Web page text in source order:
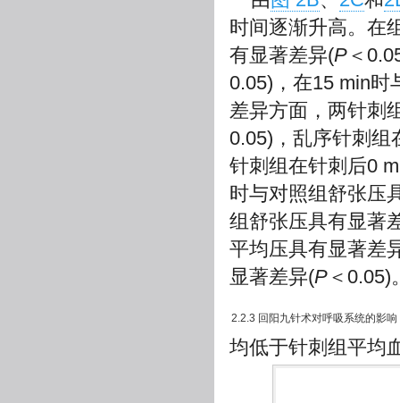
时间逐渐升高。在
有显著差异(P ＜
0.05)，在15 min时
差异方面，两针刺
0.05)，乱序针刺组
针刺组在针刺后0
时与对照组舒张压
组舒张压具有显著
平均压具有显著差
显著差异(P ＜0.05)
2.2.3 回阳九针术对呼吸系统的影响
均低于针刺组平均